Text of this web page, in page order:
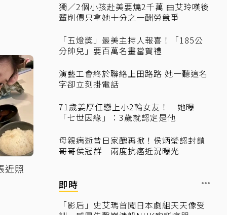
近照
獨／2個小孩赴美要燒2千萬 曲艾玲嘆後
輩削價只拿她十分之一酬勞競爭
「五燈獎」最美主持人報喜！「185公
分帥兒」要百萬名畫當賀禮
演藝工會終於聯絡上田路路 她一聽這名
字卻立刻掛電話
71歲姜厚任戀上小2輪女友！ 她曝
「七世因緣」：3歲就認定是他
母親病逝昔日家醜再掀！侯炳瑩認封鎖
哥哥侯冠群 兩度抗癌近況曝光
即時
「影后」史艾瑪首闖日本劇組天天像受